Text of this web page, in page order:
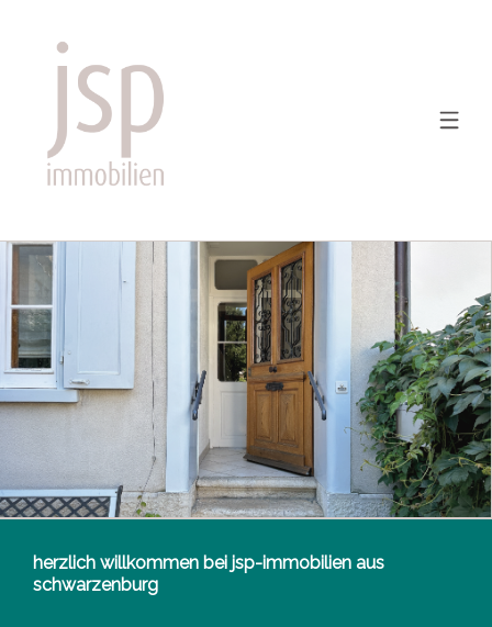
herzlich willkommen bei jsp-immobilien aus
schwarzenburg